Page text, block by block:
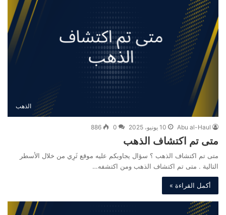
الذهب
Abu al-Haul 10 يونيو، 2025 0
886
متى تم اكتشاف الذهب
متى تم اكتشاف الذهب ؟ سؤال يجاوبكم عليه موقع ثَرِي من خلال الأسطر
التالية . متى تم اكتشاف الذهب ومن اكتشفه…
أكمل القراءة »